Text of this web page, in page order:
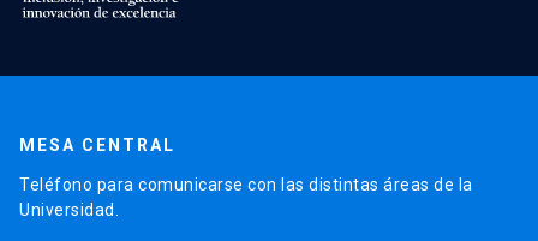
MESA CENTRAL
Teléfono para comunicarse con las distintas áreas de la
Universidad.